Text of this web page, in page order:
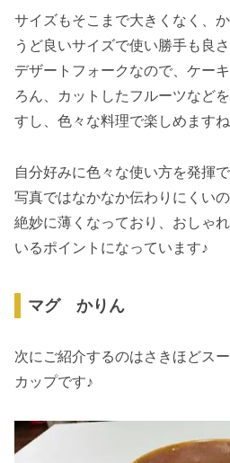
サイズもそこまで大きくなく、
うど良いサイズで使い勝手も良さ
デザートフォークなので、ケー
ろん、カットしたフルーツなど
すし、色々な料理で楽しめますね
自分好みに色々な使い方を発揮
写真ではなかなか伝わりにくい
絶妙に薄くなっており、おしゃ
いるポイントになっています♪
マグ かりん
次にご紹介するのはさきほどス
カップです♪